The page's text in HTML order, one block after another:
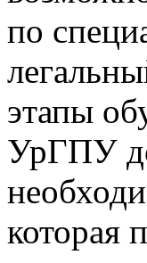
по
этапы
УрГПУ
которая